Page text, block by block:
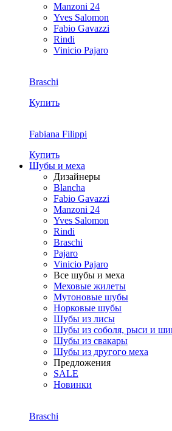
Manzoni 24
Yves Salomon
Fabio Gavazzi
Rindi
Vinicio Pajaro
Braschi
Купить
Fabiana Filippi
Купить
Шубы и меха
Дизайнеры
Blancha
Fabio Gavazzi
Manzoni 24
Yves Salomon
Rindi
Braschi
Pajaro
Vinicio Pajaro
Все шубы и меха
Меховые жилеты
Мутоновые шубы
Норковые шубы
Шубы из лисы
Шубы из соболя, рыси и
Шубы из свакары
Шубы из другого меха
Предложения
SALE
Новинки
Braschi